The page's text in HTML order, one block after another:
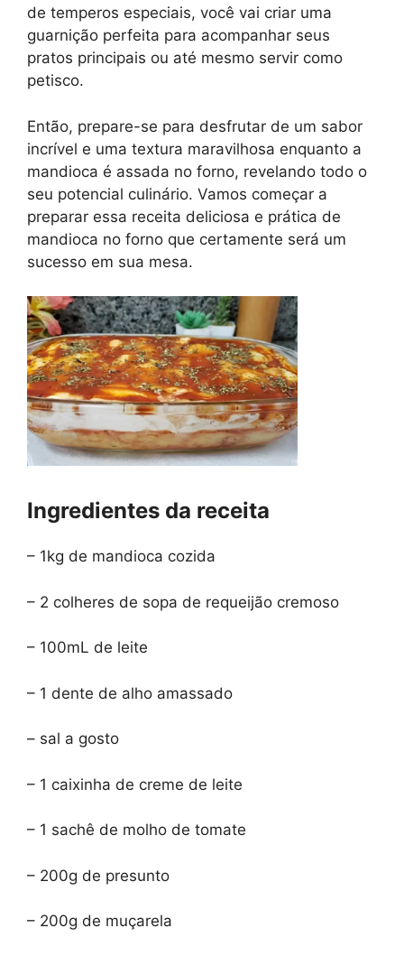
de temperos especiais, você vai criar uma
guarnição perfeita para acompanhar seus
pratos principais ou até mesmo servir como
petisco.
Então, prepare-se para desfrutar de um sabor
incrível e uma textura maravilhosa enquanto a
mandioca é assada no forno, revelando todo o
seu potencial culinário. Vamos começar a
preparar essa receita deliciosa e prática de
mandioca no forno que certamente será um
sucesso em sua mesa.
Ingredientes da receita
– 1kg de mandioca cozida
– 2 colheres de sopa de requeijão cremoso
– 100mL de leite
– 1 dente de alho amassado
– sal a gosto
– 1 caixinha de creme de leite
– 1 sachê de molho de tomate
– 200g de presunto
– 200g de muçarela